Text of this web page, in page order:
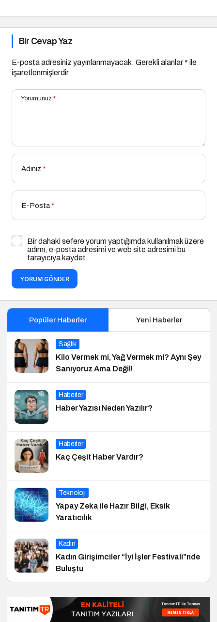
Bir Cevap Yaz
E-posta adresiniz yayınlanmayacak. Gerekli alanlar* ile
işaretlenmişlerdir
Yorumunuz *
Adınız *
E-Posta*
Bir dahaki sefere yorum yaptığımda kullanılmak üzere
adımı, e-posta adresimi ve web site adresimi bu
tarayıcıya kaydet.
YORUM GÖNDER
Popüler Haberler Yeni Haberler
Sağlık
Kilo Vermek mi, Yağ Vermek mi? Aynı Şey
Sanıyoruz Ama Değil!
Haberler
Haber Yazısı Neden Yazılır?
Haberler
Kaç Çeşit Haber Vardır?
Teknoloji
Yapay Zeka ile Hazır Bilgi, Eksik
Yaratıcılık
Kadın
Kadın Girişimciler “İyi İşler Festivali”nde
Buluştu